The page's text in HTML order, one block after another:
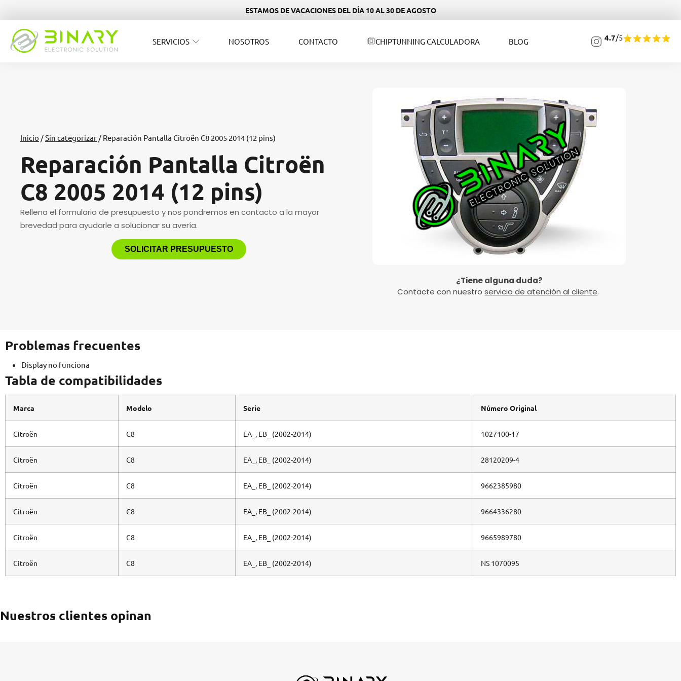
ESTAMOS DE VACACIONES DEL DÍA 10 AL 30 DE AGOSTO
SERVICIOS NOSOTROS CONTACTO CHIPTUNNING CALCULADORA BLOG 4.7/5
Inicio /Sin categorizar / Reparación Pantalla Citroën C8 2005 2014 (12 pins)
Reparación Pantalla Citroën
C8 2005 2014 (12 pins)
Rellena el formulario de presupuesto y nos pondremos en contacto a la mayor
brevedad para ayudarle a solucionar su avería.
SOLICITAR PRESUPUESTO
¿Tiene alguna duda?
Contacte con nuestroservicio de atención al cliente.
Problemas frecuentes
Display no funciona
Tabla de compatibilidades
Marca Modelo Serie Número Original
Citroën C8 EA_, EB_ (2002-2014) 1027100-17
Citroën C8 EA_, EB_ (2002-2014) 28120209-4
Citroën C8 EA_, EB_ (2002-2014) 9662385980
Citroën C8 EA_, EB_ (2002-2014) 9664336280
Citroën C8 EA_, EB_ (2002-2014) 9665989780
Citroën C8 EA_, EB_ (2002-2014) NS 1070095
Nuestros clientes opinan